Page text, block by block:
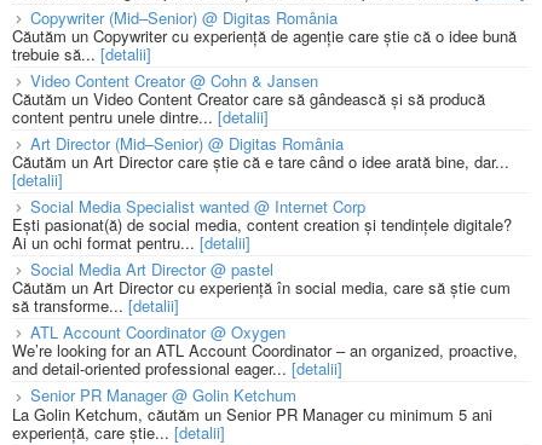
Copywriter (Mid–Senior) @ Digitas România
Căutăm un Copywriter cu experiență de agenție care știe că o idee bună
trebuie să... [detalii]
Video Content Creator @ Cohn & Jansen
Căutăm un Video Content Creator care să gândească și să producă
content pentru unele dintre... [detalii]
Art Director (Mid–Senior) @ Digitas România
Căutăm un Art Director care știe că e tare când o idee arată bine, dar...
[detalii]
Social Media Specialist wanted @ Internet Corp
Ești pasionat(ă) de social media, content creation și tendințele digitale?
Ai un ochi format pentru... [detalii]
Social Media Art Director @ pastel
Căutăm un Art Director cu experiență în social media, care să știe cum
să transforme... [detalii]
ATL Account Coordinator @ Oxygen
We’re looking for an ATL Account Coordinator – an organized, proactive,
and detail-oriented professional eager... [detalii]
Senior PR Manager @ Golin Ketchum
La Golin Ketchum, căutăm un Senior PR Manager cu minimum 5 ani
experiență, care știe... [detalii]